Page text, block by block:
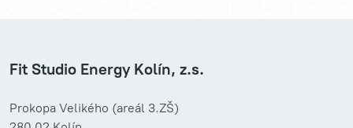
Fit Studio Energy Kolín, z.s.
Prokopa Velikého (areál 3.ZŠ)